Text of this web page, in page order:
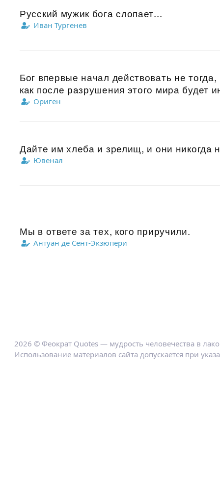
Русский мужик бога слопает...
Иван Тургенев
Бог впервые начал действовать не
как после разрушения этого мира будет
Ориген
Дайте им хлеба и зрелищ, и они никогда
Ювенал
Мы в ответе за тех, кого приручили.
Антуан де Сент-Экзюпери
2026 © Феократ Quotes — мудрость человечества в
Использование материалов сайта допускается при